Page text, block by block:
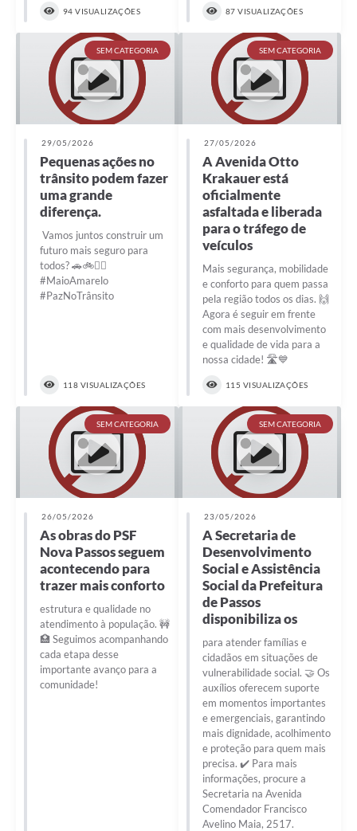
94 VISUALIZAÇÕES 87 VISUALIZAÇÕES
SEM CATEGORIA
29/05/2026
Pequenas ações no
trânsito podem fazer
uma grande
diferença.
Vamos juntos construir um
futuro mais seguro para
todos? 🚗🚲🚶‍♂️
#MaioAmarelo
#PazNoTrânsito
118 VISUALIZAÇÕES
SEM CATEGORIA
27/05/2026
A Avenida Otto
Krakauer está
oficialmente
asfaltada e liberada
para o tráfego de
veículos
Mais segurança, mobilidade
e conforto para quem passa
pela região todos os dias. 🙌
Agora é seguir em frente
com mais desenvolvimento
e qualidade de vida para a
nossa cidade! 🛣️💙
115 VISUALIZAÇÕES
SEM CATEGORIA
26/05/2026
As obras do PSF
Nova Passos seguem
acontecendo para
trazer mais conforto
estrutura e qualidade no
atendimento à população. 🚧
🏥 Seguimos acompanhando
cada etapa desse
importante avanço para a
comunidade!
SEM CATEGORIA
23/05/2026
A Secretaria de
Desenvolvimento
Social e Assistência
Social da Prefeitura
de Passos
disponibiliza os
para atender famílias e
cidadãos em situações de
vulnerabilidade social. 🤝 Os
auxílios oferecem suporte
em momentos importantes
e emergenciais, garantindo
mais dignidade, acolhimento
e proteção para quem mais
precisa. ✔️ Para mais
informações, procure a
Secretaria na Avenida
Comendador Francisco
Avelino Maia, 2517.